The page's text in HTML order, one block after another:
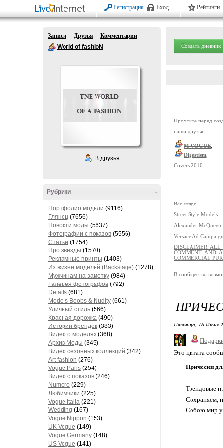
Регистрация Вход Рейтинги
Записи Друзья
Комментарии
World of fashioN
В друзья
-
Рубрики
Портфолио модели (9116)
Глянец (7656)
Новости моды (5637)
Фотографии с показов (5556)
Статьи (1754)
Про звезды (1570)
Рекламные принты (1403)
Из жизни моделей (Backstage) (1278)
Мужчинам на заметку (984)
Галерея фотографов (792)
Details (681)
Models Boobs & Nudity (661)
Уличный стиль (566)
Красная дорожка (490)
Истории брендов (383)
Видео о моделях (368)
Архив Моды (345)
Видео сезонных коллекций (342)
Art fashion (276)
Vogue Paris (254)
Видео с показов (246)
Numero (229)
Любимчики (225)
Vogue Italia (221)
Wedding (167)
Vogue Nippon (153)
UK Vogue (149)
Vogue Germany (148)
US Vogue (141)
Создать дневник
Прочтите перед
наши друзья:
M-VOGUE
Digestism
Covers 2010
Backstage
Street Style Models
Alexander
Versace Ad
DISCLAIMER: ALL
COMMENT AND
COMMERCIAL
В сообщество
Пятница, 16 Июня
Это цитата
Прически
Трендовые
Сохраняем,
Собою мир